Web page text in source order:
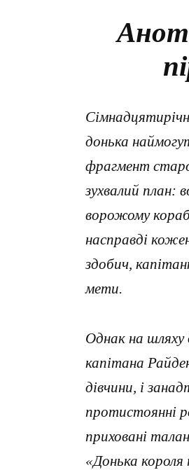
донька
фрагмент
зухвалий план:
ворожому
насправді
здобич,
мети.
Однак на шляху
капітана
дівчини, і
протистоянні
приховані
«Донька